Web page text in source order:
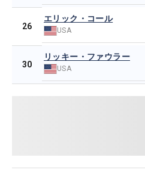
26
エリック・コール
USA
30
リッキー・ファウラー
USA